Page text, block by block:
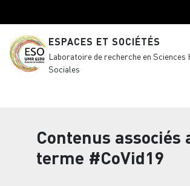
ESPACES ET SOCIÉTÉS
Laboratoire de recherche en Sciences
Sociales
Contenus associés
terme #CoVid19